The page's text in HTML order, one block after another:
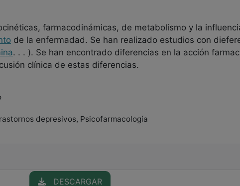
farmacodinámicas, de metabolismo y la
de la enfermadad. Se han realizado estudios con
. . . ). Se han encontrado diferencias en la acción
clínica de estas diferencias.
depresivos, Psicofarmacología
DESCARGAR